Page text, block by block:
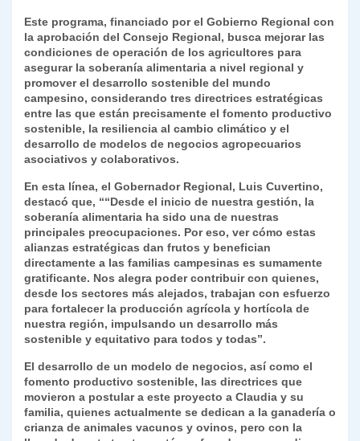
Este programa, financiado por el Gobierno Regional con
la aprobación del Consejo Regional, busca mejorar las
condiciones de operación de los agricultores para
asegurar la soberanía alimentaria a nivel regional y
promover el desarrollo sostenible del mundo
campesino, considerando tres directrices estratégicas
entre las que están precisamente el fomento productivo
sostenible, la resiliencia al cambio climático y el
desarrollo de modelos de negocios agropecuarios
asociativos y colaborativos.
En esta línea, el Gobernador Regional, Luis Cuvertino,
destacó que, ““Desde el inicio de nuestra gestión, la
soberanía alimentaria ha sido una de nuestras
principales preocupaciones. Por eso, ver cómo estas
alianzas estratégicas dan frutos y benefician
directamente a las familias campesinas es sumamente
gratificante. Nos alegra poder contribuir con quienes,
desde los sectores más alejados, trabajan con esfuerzo
para fortalecer la producción agrícola y hortícola de
nuestra región, impulsando un desarrollo más
sostenible y equitativo para todos y todas”.
El desarrollo de un modelo de negocios, así como el
fomento productivo sostenible, las directrices que
movieron a postular a este proyecto a Claudia y su
familia, quienes actualmente se dedican a la ganadería o
crianza de animales vacunos y ovinos, pero con la